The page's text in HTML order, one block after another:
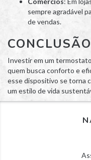
sempre agradável
de vendas.
CONCLUSÃO
Investir em um
quem busca conforto e
esse dispositivo se torna
um estilo de vida